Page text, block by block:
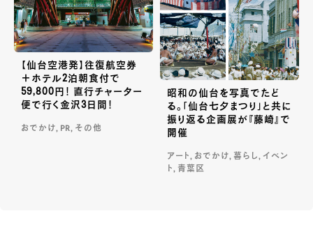
【仙台空港発】往復航空券
＋ホテル2泊朝食付で
59,800円！ 直行チャーター
便で行く金沢3日間！
おでかけ, PR, その他
昭和の仙台を写真でたど
る。「仙台七夕まつり」と共に
振り返る企画展が『藤崎』で
開催
アート, おでかけ, 暮らし, イベン
ト, 青葉区